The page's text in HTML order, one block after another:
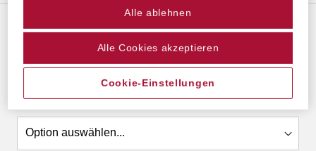
DIJON PORTRAITRAHMEN
ab 19,45 €
Alle ablehnen
Alle Cookies akzeptieren
Cookie-Einstellungen